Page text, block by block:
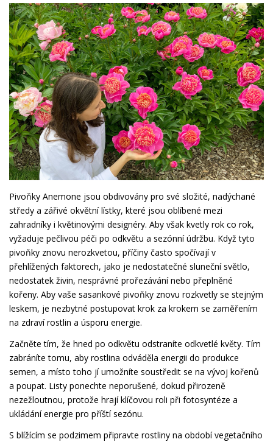
Pivoňky Anemone jsou obdivovány pro své složité, nadýchané
středy a zářivé okvětní lístky, které jsou oblíbené mezi
zahradníky i květinovými designéry. Aby však kvetly rok co rok,
vyžaduje pečlivou péči po odkvětu a sezónní údržbu. Když tyto
pivoňky znovu nerozkvetou, příčiny často spočívají v
přehlížených faktorech, jako je nedostatečné sluneční světlo,
nedostatek živin, nesprávné prořezávání nebo přeplněné
kořeny. Aby vaše sasankové pivoňky znovu rozkvetly se stejným
leskem, je nezbytné postupovat krok za krokem se zaměřením
na zdraví rostlin a úsporu energie.
Začněte tím, že hned po odkvětu odstraníte odkvetlé květy. Tím
zabráníte tomu, aby rostlina odváděla energii do produkce
semen, a místo toho jí umožníte soustředit se na vývoj kořenů
a poupat. Listy ponechte neporušené, dokud přirozeně
nezežloutnou, protože hrají klíčovou roli při fotosyntéze a
ukládání energie pro příští sezónu.
S blížícím se podzimem připravte rostliny na období vegetačního